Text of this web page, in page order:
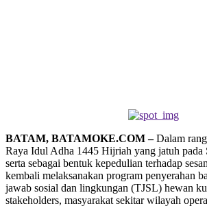
BATAM, BATAMOKE.COM –Dalam
Raya Idul Adha 1445 Hijriah yang jatuh pada
serta sebagai bentuk kepedulian terhadap
kembali melaksanakan program penyerahan
jawab sosial dan lingkungan (TJSL) hewan
stakeholders, masyarakat sekitar wilayah